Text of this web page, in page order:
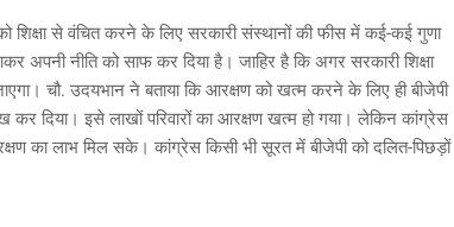
शिक्षा से वंचित करने के लिए सरकारी संस्थानों की फीस में कई-कई गुणा
अपनी नीति को साफ कर दिया है। जाहिर है कि अगर सरकारी शिक्षा
चौ. उदयभान ने बताया कि आरक्षण को खत्म करने के लिए ही बीजेपी
दिया। इसे लाखों परिवारों का आरक्षण खत्म हो गया। लेकिन कांग्रेस
का लाभ मिल सके। कांग्रेस किसी भी सूरत में बीजेपी को दलित-पिछड़ों